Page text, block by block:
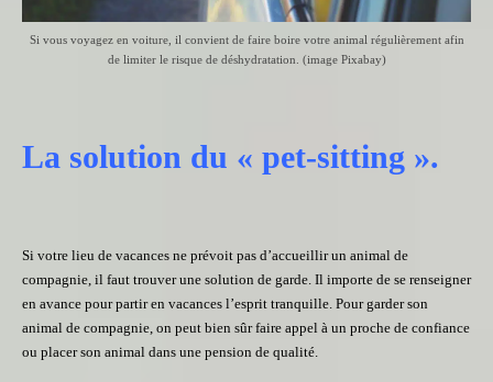
Si vous voyagez en voiture, il convient de faire boire votre animal régulièrement afin
de limiter le risque de déshydratation. (image Pixabay)
La solution du « pet-sitting ».
Si votre lieu de vacances ne prévoit pas d’accueillir un animal de
compagnie, il faut trouver une solution de garde. Il importe de se renseigner
en avance pour partir en vacances l’esprit tranquille. Pour garder son
animal de compagnie, on peut bien sûr faire appel à un proche de confiance
ou placer son animal dans une pension de qualité.